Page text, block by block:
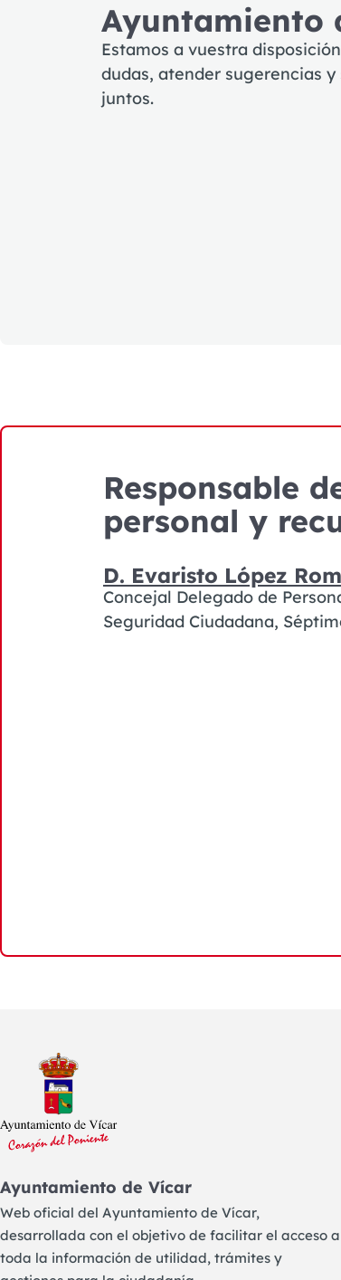
Ayuntamiento
Estamos a vuestra
dudas, atender sugerencias
juntos.
Responsable
personal y
D. Evaristo López
Concejal Delegado de
Seguridad Ciudadana,
Ayuntamiento de Vícar
Web oficial del Ayuntamiento de Vícar,
desarrollada con el objetivo de facilitar el acceso a
toda la información de utilidad, trámites y